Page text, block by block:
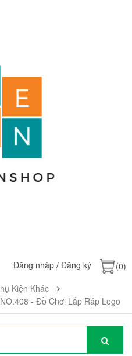
Đăng nhập / Đăng ký
(0)
Kiện Khác
- Đồ Chơi Lắp Ráp Lego